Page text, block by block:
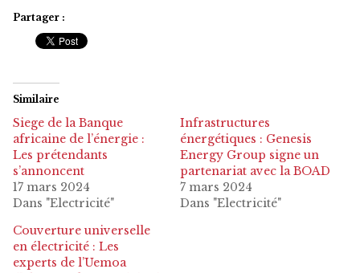
Partager :
Similaire
Siege de la Banque
africaine de l’énergie :
Les prétendants
s’annoncent
17 mars 2024
Dans "Electricité"
Infrastructures
énergétiques : Genesis
Energy Group signe un
partenariat avec la BOAD
7 mars 2024
Dans "Electricité"
Couverture universelle
en électricité : Les
experts de l’Uemoa